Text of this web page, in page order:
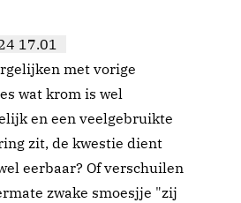
17.01
met vorige
wat krom is wel
en een veelgebruikte
zit, de kwestie dient
eerbaar? Of verschuilen
zwake smoesjje "zij